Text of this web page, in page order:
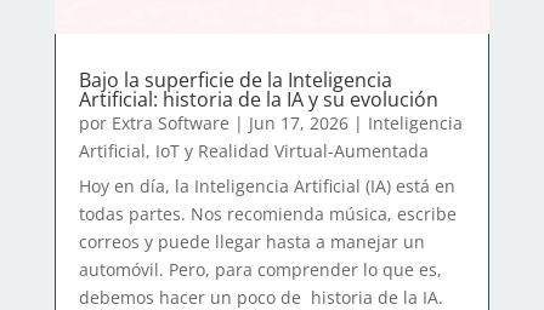
Bajo la superficie de la Inteligencia
Artificial: historia de la IA y su evolución
por Extra Software | Jun 17, 2026| Inteligencia
Artificial, IoT y Realidad Virtual-Aumentada
Hoy en día, la Inteligencia Artificial (IA) está en
todas partes. Nos recomienda música, escribe
correos y puede llegar hasta a manejar un
automóvil. Pero, para comprender lo que es,
debemos hacer un poco de historia de la IA.